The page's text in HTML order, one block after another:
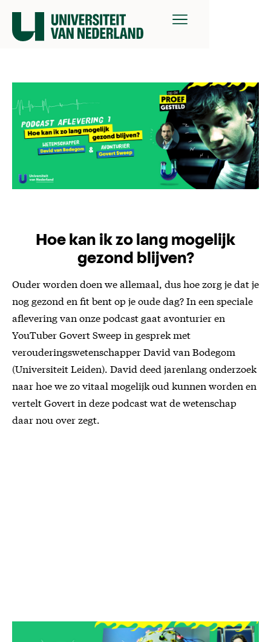
Hoe kan ik zo lang mogelijk
gezond blijven?
Ouder worden doen we allemaal, dus hoe zorg je dat je
nog gezond en fit bent op je oude dag? In een speciale
aflevering van onze podcast gaat avonturier en
YouTuber Govert Sweep in gesprek met
verouderingswetenschapper David van Bodegom
(Universiteit Leiden). David deed jarenlang onderzoek
naar hoe we zo vitaal mogelijk oud kunnen worden en
vertelt Govert in deze podcast wat de wetenschap
daar nou over zegt.